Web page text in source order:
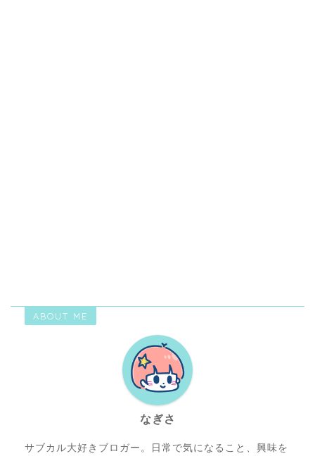
ABOUT ME
なぎさ
サブカル大好きブロガー。日常で気になること、興味を